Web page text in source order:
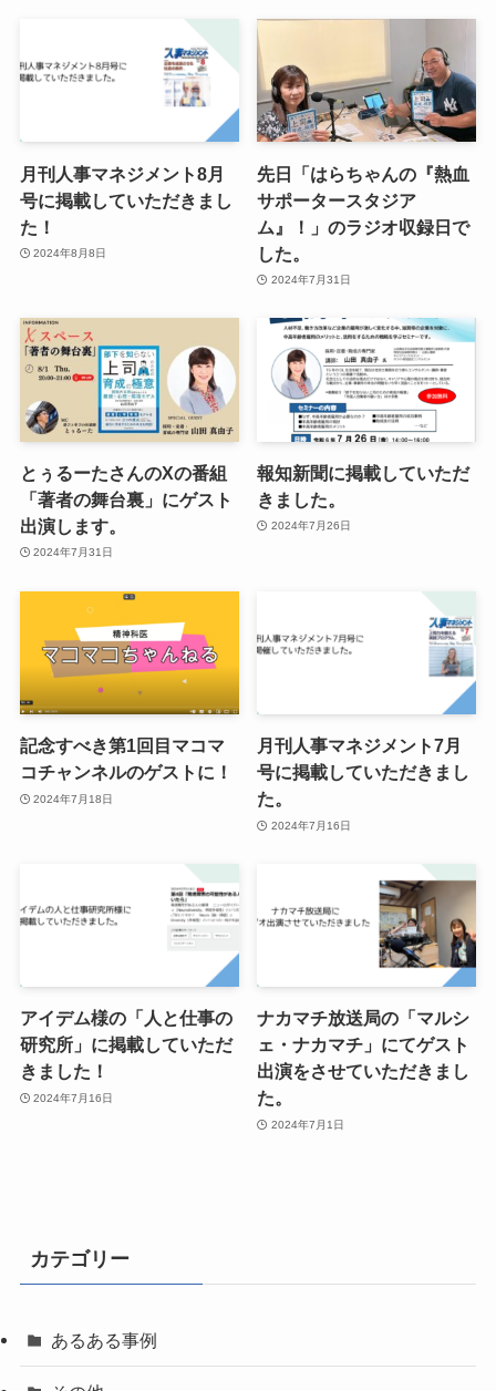
月刊人事マネジメント8月
号に掲載していただきまし
た！
2024年8月8日
先日「はらちゃんの『熱血
サポータースタジア
ム』！」のラジオ収録日で
した。
2024年7月31日
とぅるーたさんのXの番組
「著者の舞台裏」にゲスト
出演します。
2024年7月31日
報知新聞に掲載していただ
きました。
2024年7月26日
記念すべき第1回目マコマ
コチャンネルのゲストに！
2024年7月18日
月刊人事マネジメント7月
号に掲載していただきまし
た。
2024年7月16日
アイデム様の「人と仕事の
研究所」に掲載していただ
きました！
2024年7月16日
ナカマチ放送局の「マルシ
ェ・ナカマチ」にてゲスト
出演をさせていただきまし
た。
2024年7月1日
カテゴリー
あるある事例